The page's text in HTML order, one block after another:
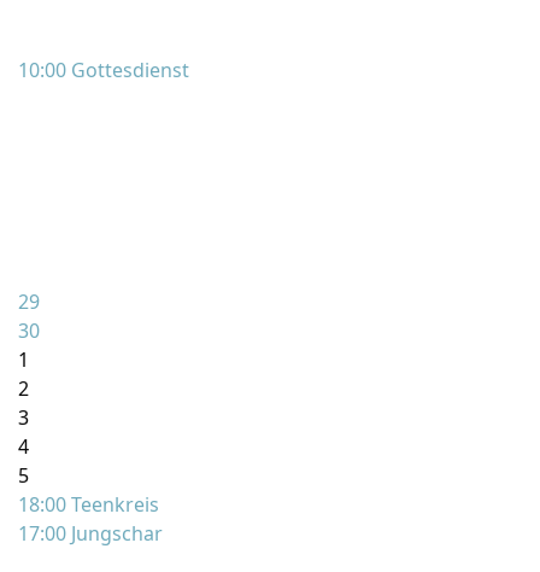
10:00 Gottesdienst
29
30
1
2
3
4
5
18:00 Teenkreis
17:00 Jungschar